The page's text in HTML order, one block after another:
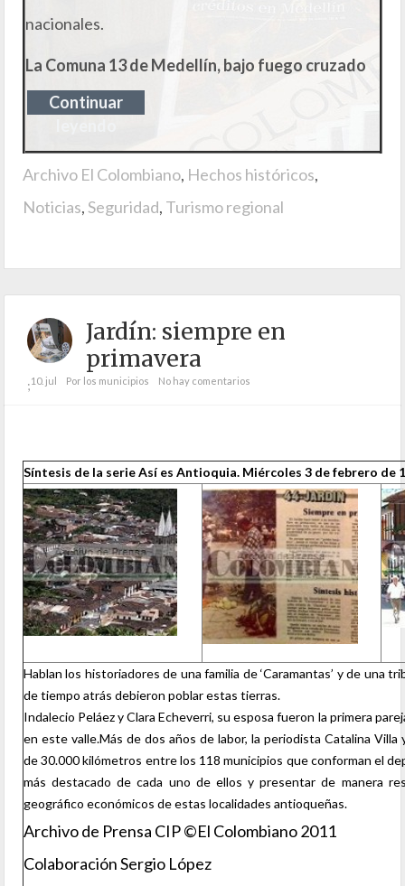
nacionales.
La Comuna 13 de Medellín, bajo fuego cruzado
Continuar
Archivo El Colombiano, Hechos históricos,
Noticias,Seguridad, Turismo regional
Jardín: siempre en
primavera
;10. jul Por los municipios No hay comentarios
Síntesis de la serieAsí es Antioquia. Miércoles 3 de febrero de
Hablan los historiadores de una familia de ‘Caramantas’ y de una
de tiempo atrás debieron poblar estas tierras.
Indalecio Peláez y Clara Echeverri, su esposa fueron la primera
en este valle.Más de dos años de labor, la periodista Catalina
de 30.000 kilómetros entre los 118 municipios que conforman el
más destacado de cada uno de ellos y presentar de manera
geográfico económicos de estas localidades antioqueñas.
Archivo de Prensa CIP ©El Colombiano 2011
Colaboración Sergio López